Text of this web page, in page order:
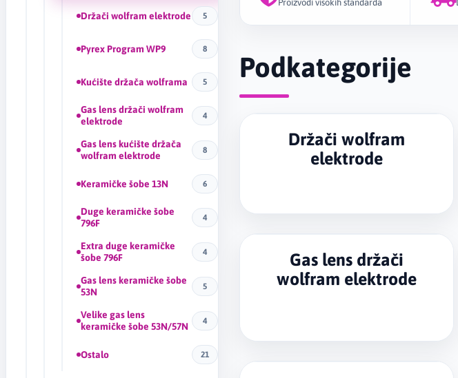
Držači wolfram elektrode 5
Pyrex Program WP9 8
Kućište držača wolframa 5
Gas lens držači wolfram
elektrode
4
Gas lens kućište držača
wolfram elektrode
8
Keramičke šobe 13N 6
Duge keramičke šobe
796F
4
Extra duge keramičke
šobe 796F
4
Gas lens keramičke šobe
53N
5
Velike gas lens
keramičke šobe 53N/57N
4
Ostalo 21
Proizvodi visokih standarda
Podkategorije
Držači wolfram
elektrode
Gas lens držači
wolfram elektrode